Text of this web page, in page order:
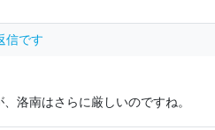
信です
洛南はさらに厳しいのですね。